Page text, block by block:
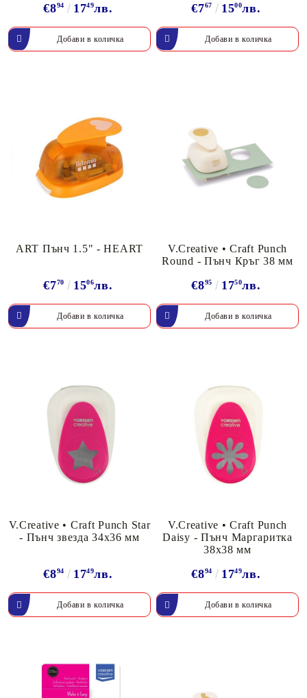
€894 1749лв. €767 1500лв.
ART Пънч 1.5" - HEART
€770 1506лв.
V.Creative • Craft Punch
Round - Пънч Кръг 38 мм
€895 1750лв.
V.Creative • Craft Punch Star
- Пънч звезда 34х36 мм
€894 1749лв.
V.Creative • Craft Punch
Daisy - Пънч Маргаритка
38х38 мм
€894 1749лв.